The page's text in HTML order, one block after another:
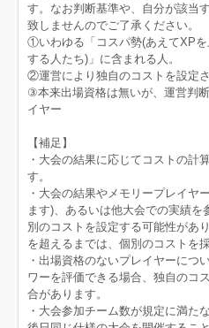
す。なお判断基準や、自分が該当
致しませんのでご了承ください。
①いわゆる「コスパ勢(あえてXP
する人たち)」に含まれる人。
②運営により独自のコストを設定
③本来出場資格は無いが、運営判
イヤー
【補足】
・大会の結果に応じてコストの計
す。
・大会の結果やメモリープレイヤ
ます)、あるいは他大会での実績
別のコストを設定する可能性があ
を超えるまでは、個別のコストを
・出場資格のないプレイヤーにつ
ワーを評価できる場合、独自のコ
合があります。
・大会参加チーム数が規定に満た